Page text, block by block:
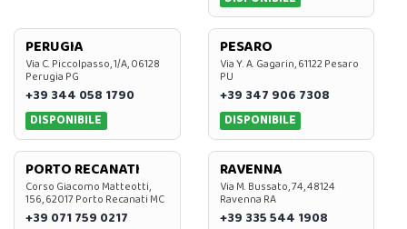
PERUGIA
Via C. Piccolpasso, 1/A, 06128
Perugia PG
+39 344 058 1790
DISPONIBILE
PESARO
Via Y. A. Gagarin, 61122 Pesaro
PU
+39 347 906 7308
DISPONIBILE
PORTO RECANATI
Corso Giacomo Matteotti,
156, 62017 Porto Recanati MC
+39 071 759 0217
RAVENNA
Via M. Bussato, 74, 48124
Ravenna RA
+39 335 544 1908